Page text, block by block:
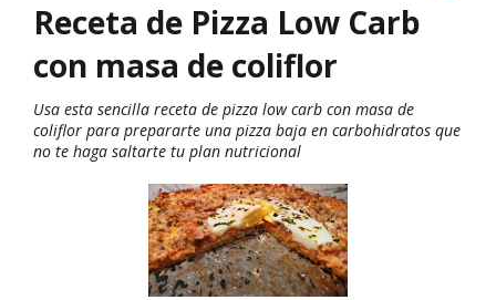
Receta de Pizza Low Carb
con masa de coliflor
Usa esta sencilla receta de pizza low carb con masa de
coliflor para prepararte una pizza baja en carbohidratos que
no te haga saltarte tu plan nutricional